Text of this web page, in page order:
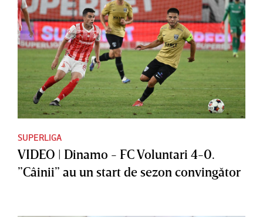
SUPERLIGA
VIDEO | Dinamo - FC Voluntari 4-0.
”Câinii” au un start de sezon convingător